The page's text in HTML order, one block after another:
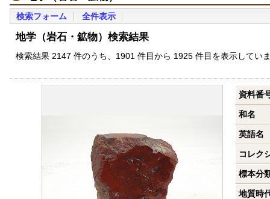
検索フォーム 全件表示
地学（岩石・鉱物）検索結果
検索結果 2147 件のうち、1901 件目から 1925 件目を表示してい
資料番
和名
英語名
コレク
標本分
地質時